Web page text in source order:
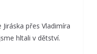
přes Vladimíra
hltali v dětství.